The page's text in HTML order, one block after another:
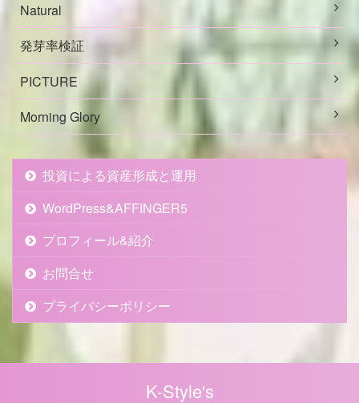
Natural
発芽率検証
PICTURE
Morning Glory
投資による資産形成と運用
WordPress&AFFINGER5
プロフィール&紹介
お問合せ
プライバシーポリシー
K-Style's